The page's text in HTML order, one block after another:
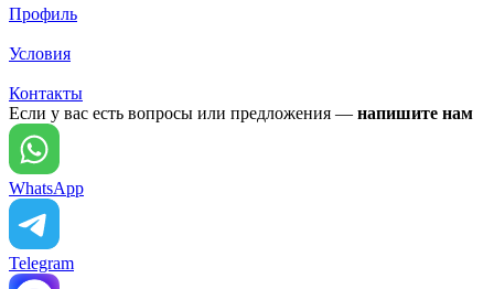
Профиль
Условия
Контакты
Если у вас есть вопросы или предложения — напишите нам
WhatsApp
Telegram